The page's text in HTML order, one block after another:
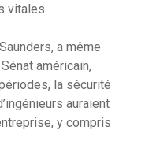
vitales.
a même
américain,
la sécurité
auraient
y compris